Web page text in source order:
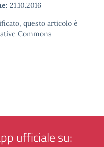
21.10.2016
questo articolo è
Commons
ufficiale su: